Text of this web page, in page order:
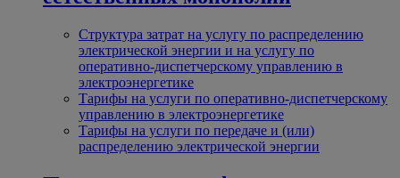
Структура затрат на услугу по распределению
электрической энергии и на услугу по
оперативно-диспетчерскому управлению в
электроэнергетике
Тарифы на услуги по оперативно-диспетчерскому
управлению в электроэнергетике
Тарифы на услуги по передаче и (или)
распределению электрической энергии